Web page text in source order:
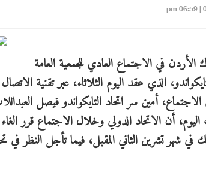
الأردن في الاجتماع العادي للجمعية العامة
الذي عقد اليوم الثلاثاء، عبر تقنية
أمين سر اتحاد التايكواندو فيصل
اليوم، أن الاتحاد الدولي وخلال الاجتماع قرر
في شهر تشرين الثاني المقبل، فيما تأجل النظر في